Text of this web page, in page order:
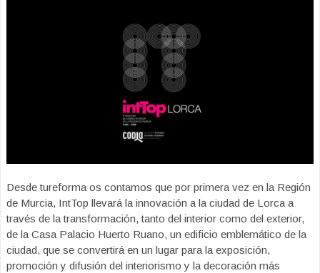
Desde tureforma os contamos que por primera vez en la Región
de Murcia, IntTop llevará la innovación a la ciudad de Lorca a
través de la transformación, tanto del interior como del exterior,
de la Casa Palacio Huerto Ruano, un edificio emblemático de la
ciudad, que se convertirá en un lugar para la exposición,
promoción y difusión del interiorismo y la decoración más